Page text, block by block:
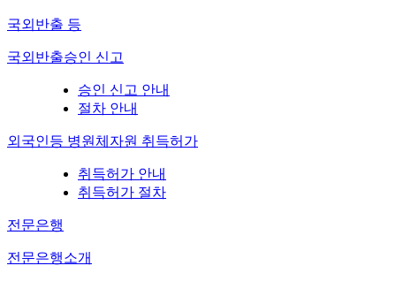
국외반출 등
국외반출승인 신고
승인 신고 안내
절차 안내
외국인등 병원체자원 취득허가
취득허가 안내
취득허가 절차
전문은행
전문은행소개